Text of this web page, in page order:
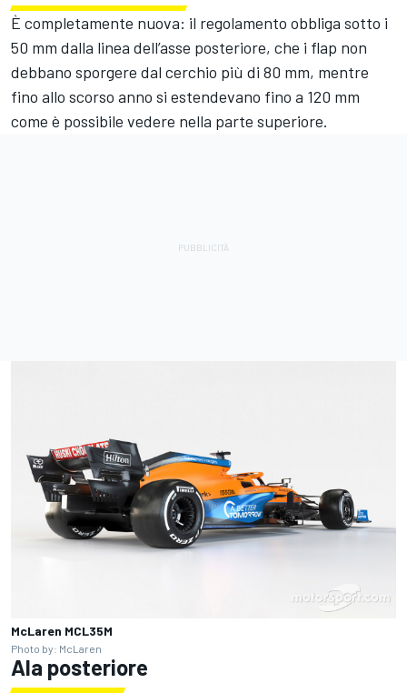
È completamente nuova: il regolamento obbliga sotto i
50 mm dalla linea dell’asse posteriore, che i flap non
debbano sporgere dal cerchio più di 80 mm, mentre
fino allo scorso anno si estendevano fino a 120 mm
come è possibile vedere nella parte superiore.
McLaren MCL35M
Photo by: McLaren
Ala posteriore